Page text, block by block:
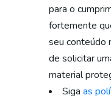
para o
fortemente
seu conteúdo
de solicitar
material
Siga as